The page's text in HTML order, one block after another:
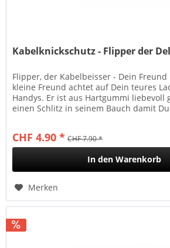
Kabelknickschutz - Flipper der
Flipper, der Kabelbeisser - Dein
kleine Freund achtet auf Dein teures
Handys. Er ist aus Hartgummi
einen Schlitz in seinem Bauch damit
CHF 4.90 * CHF 7.90 *
In den Warenkorb
Merken